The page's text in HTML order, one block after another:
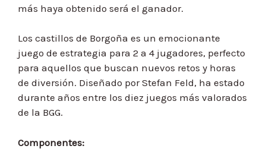
más haya obtenido será el ganador.
Los castillos de Borgoña es un emocionante
juego de estrategia para 2 a 4 jugadores, perfecto
para aquellos que buscan nuevos retos y horas
de diversión. Diseñado por Stefan Feld, ha estado
durante años entre los diez juegos más valorados
de la BGG.
Componentes: